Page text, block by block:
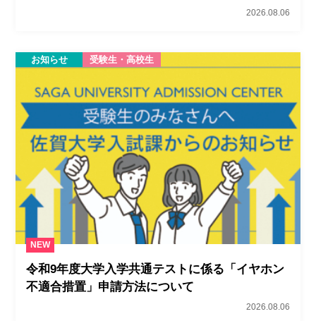
2026.08.06
お知らせ 受験生・高校生
NEW
令和9年度大学入学共通テストに係る「イヤホン
不適合措置」申請方法について
2026.08.06